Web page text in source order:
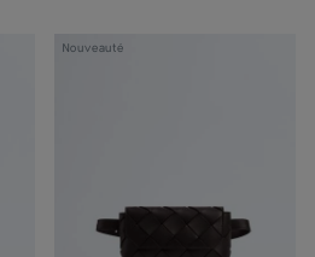
Nouveauté
Sac